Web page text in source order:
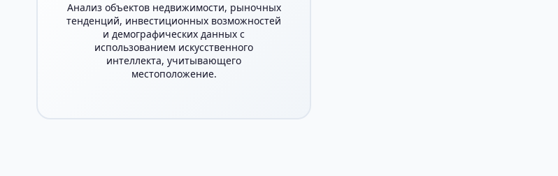
Анализ объектов недвижимости, рыночных
тенденций, инвестиционных возможностей
и демографических данных с
использованием искусственного
интеллекта, учитывающего
местоположение.